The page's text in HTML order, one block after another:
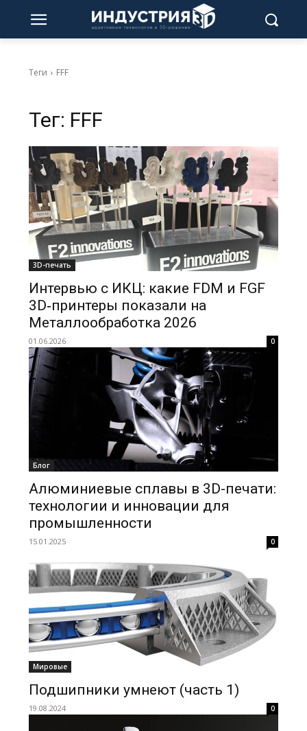
Теги FFF
Тег: FFF
3D-печать
Интервью с ИКЦ: какие FDM и FGF
3D‑принтеры показали на
Металлообработка 2026
01.06.2026 0
Блог
Алюминиевые сплавы в 3D-печати:
технологии и инновации для
промышленности
15.01.2025 0
Мировые
Подшипники умнеют (часть 1)
19.08.2024 0